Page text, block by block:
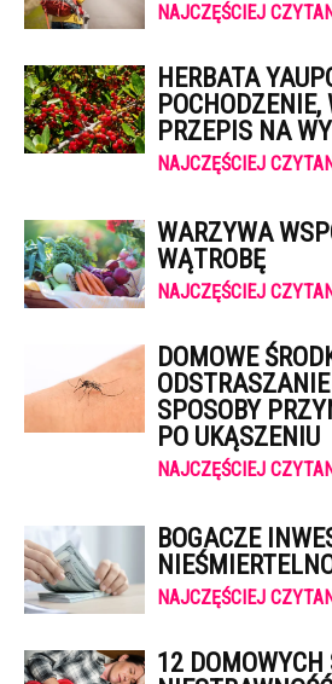
NAJCZĘŚCIEJ
HERBATA
POCHODZENIE,
PRZEPIS NA
NAJCZĘŚCIEJ
WARZYWA
WĄTROBĘ
NAJCZĘŚCIEJ
DOMOWE
ODSTRASZANIE
SPOSOBY
PO UKĄSZENIU
NAJCZĘŚCIEJ
BOGACZE
NAJCZĘŚCIEJ
12 DOMOWYCH